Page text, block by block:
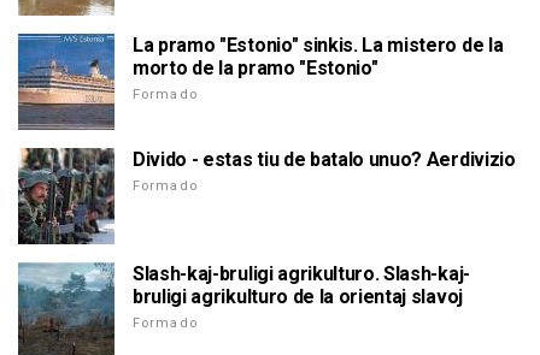
La pramo "Estonio" sinkis. La mistero de la
morto de la pramo "Estonio"
Formado
Divido - estas tiu de batalo unuo? Aerdivizio
Formado
Slash-kaj-bruligi agrikulturo. Slash-kaj-
bruligi agrikulturo de la orientaj slavoj
Formado